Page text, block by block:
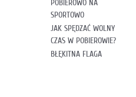
POBIEROWO NA
SPORTOWO
JAK SPĘDZAĆ WOLNY
CZAS W POBIEROWIE?
BŁĘKITNA FLAGA